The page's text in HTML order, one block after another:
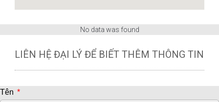
No data was found
LIÊN HỆ ĐẠI LÝ ĐỂ BIẾT THÊM THÔNG TIN
Tên